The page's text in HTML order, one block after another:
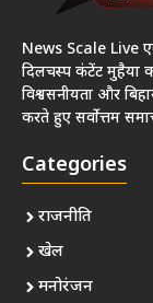
News Scale Live
दिलचस्प कंटेंट मुहैया
विश्वसनीयता और
करते हुए सर्वोत्तम
Categories
राजनीति
खेल
मनोरंजन